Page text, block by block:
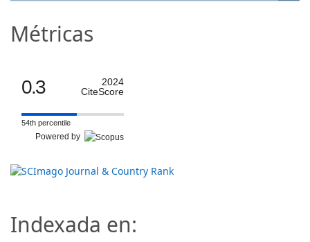
Métricas
0.3
2024
CiteScore
54th percentile
Powered by
Indexada en: